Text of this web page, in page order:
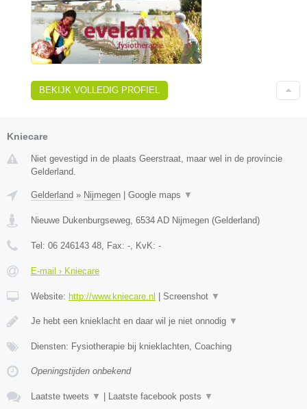
BEKIJK VOLLEDIG PROFIEL
Kniecare
Niet gevestigd in de plaats Geerstraat, maar wel in de provincie
Gelderland.
Gelderland » Nijmegen | Google maps ▼
Nieuwe Dukenburgseweg 6534 AD Nijmegen (Gelderland)
Tel: 06 246143 48 , Fax: - , KvK: -
E-mail › Kniecare
Website: http://www.kniecare.nl | Screenshot ▼
Je hebt een knieklacht en daar wil je niet onnodig ▼
Diensten: Fysiotherapie bij knieklachten, Coaching
Openingstijden onbekend
Laatste tweets ▼ | Laatste facebook posts ▼